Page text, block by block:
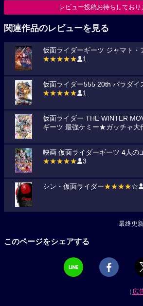
レビュー投稿お待ちしており
関連作品のレビューを見る
仮面ライダーギーツ ジャマト・
★★★★★
1
仮面ライダー555 20th パラダイ
★★★★★
1
仮面ライダー THE WINTER
ギーツ 最強ケミー★ガッチャ大
映画 仮面ライダーギーツ 4人の
★★★★★
3
シン・仮面ライダー★★★★☆
最終更
このページをシェアする
（広